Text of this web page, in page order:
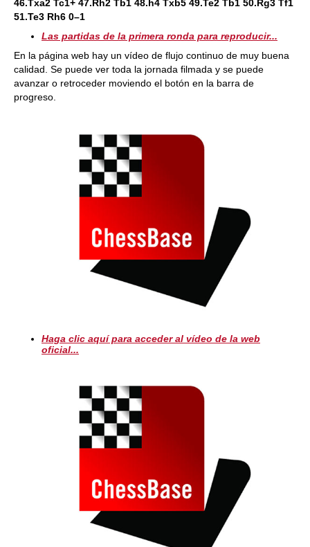
46.Txa2 Tc1+ 47.Rh2 Tb1 48.h4 Txb5 49.Te2 Tb1 50.Rg3 Tf1
51.Te3 Rh6 0–1
Las partidas de la primera ronda para reproducir...
En la página web hay un vídeo de flujo continuo de muy buena
calidad. Se puede ver toda la jornada filmada y se puede
avanzar o retroceder moviendo el botón en la barra de
progreso.
Haga clic aquí para acceder al vídeo de la web
oficial...